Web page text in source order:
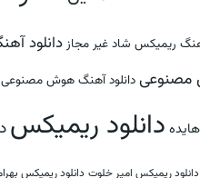
ریمیکس شاد غیر مجازدانلود
مصنوعیدانلود آهنگ هوش
دانلود ریمیکس
دانلود ریمیکس امیر خلوت دانلود ریمیکس